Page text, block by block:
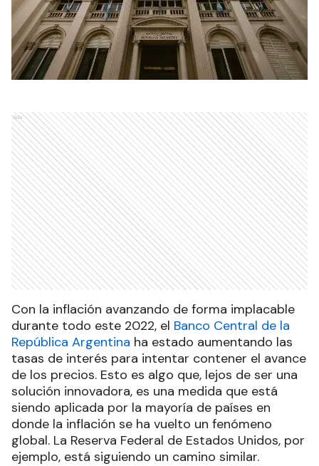
Ads
Con la inflación avanzando de forma implacable
durante todo este 2022, el Banco Central de la
República Argentina ha estado aumentando las
tasas de interés para intentar contener el avance
de los precios. Esto es algo que, lejos de ser una
solución innovadora, es una medida que está
siendo aplicada por la mayoría de países en
donde la inflación se ha vuelto un fenómeno
global. La Reserva Federal de Estados Unidos, por
ejemplo, está siguiendo un camino similar.